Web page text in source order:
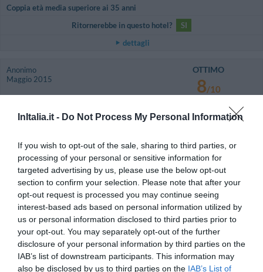
InItalia.it - Do Not Process My Personal Information
If you wish to opt-out of the sale, sharing to third parties, or
processing of your personal or sensitive information for
targeted advertising by us, please use the below opt-out
section to confirm your selection. Please note that after your
opt-out request is processed you may continue seeing
interest-based ads based on personal information utilized by
us or personal information disclosed to third parties prior to
your opt-out. You may separately opt-out of the further
disclosure of your personal information by third parties on the
IAB’s list of downstream participants. This information may
also be disclosed by us to third parties on the IAB’s List of
Coppia età media superiore ai 35 anni
Ritornerebbe in questo hotel?
SI
dettagli
Anonimo
Maggio 2015
OTTIMO
8/10
Francia
Settembre 2013
Viaggiatore Singolo Business
FAVOLOSO
8.6/10
Ritornerebbe in questo hotel?
NON SO
dettagli
Anonimo
Settembre 2013
BUONO
7.1